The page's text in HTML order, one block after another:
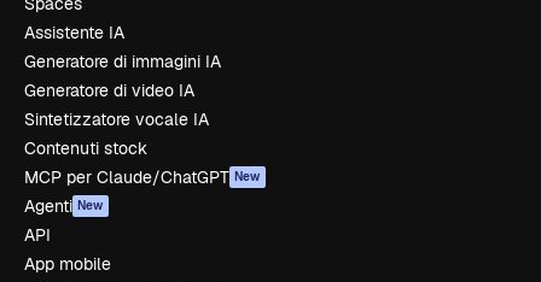
Assistente IA
Generatore di immagini IA
Generatore di video IA
Sintetizzatore vocale IA
Contenuti stock
MCP per Claude/ChatGPT New
Agenti New
API
App mobile